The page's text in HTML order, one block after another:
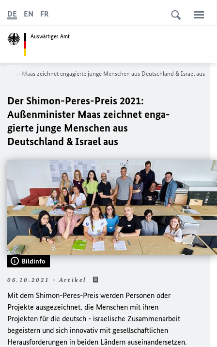
Auswärtiges Amt
DE EN FR
Maas zeichnet enga­gierte junge Menschen aus Deutschland & Israel aus
Der Shimon-Peres-Preis 2021:
Außenminister Maas zeichnet enga­
gierte junge Menschen aus
Deutschland & Israel aus
Bildinfo
06.10.2021 - Artikel
Mit dem Shimon-Peres-Preis werden Personen oder
Projekte ausgezeichnet, die Menschen mit ihren
Projekten für die deutsch - israelische Zusammenarbeit
begeistern und sich innovativ mit gesellschaftlichen
Herausforderungen in beiden Ländern auseinandersetzen.